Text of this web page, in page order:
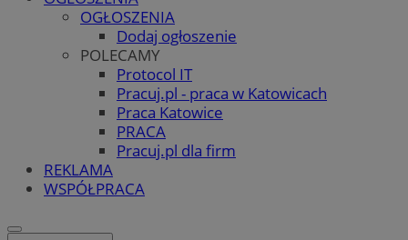
OGŁOSZENIA
Dodaj ogłoszenie
POLECAMY
Protocol IT
Pracuj.pl - praca w Katowicach
Praca Katowice
PRACA
Pracuj.pl dla firm
REKLAMA
WSPÓŁPRACA